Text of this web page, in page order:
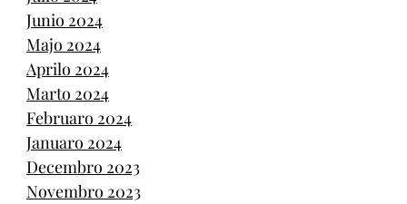
Junio 2024
Majo 2024
Aprilo 2024
Marto 2024
Februaro 2024
Januaro 2024
Decembro 2023
Novembro 2023